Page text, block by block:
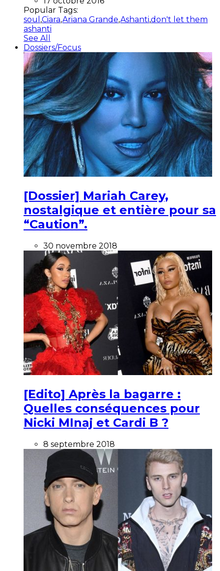
Popular Tags:
soul ,Ciara,Ariana Grande,Ashanti,don't let them
ashanti
See All
Dossiers/Focus
[Dossier] Mariah Carey,
nostalgique et entière pour sa
“Caution”.
30 novembre 2018
[Edito] Après la bagarre :
Quelles conséquences pour
Nicki MInaj et Cardi B ?
8 septembre 2018